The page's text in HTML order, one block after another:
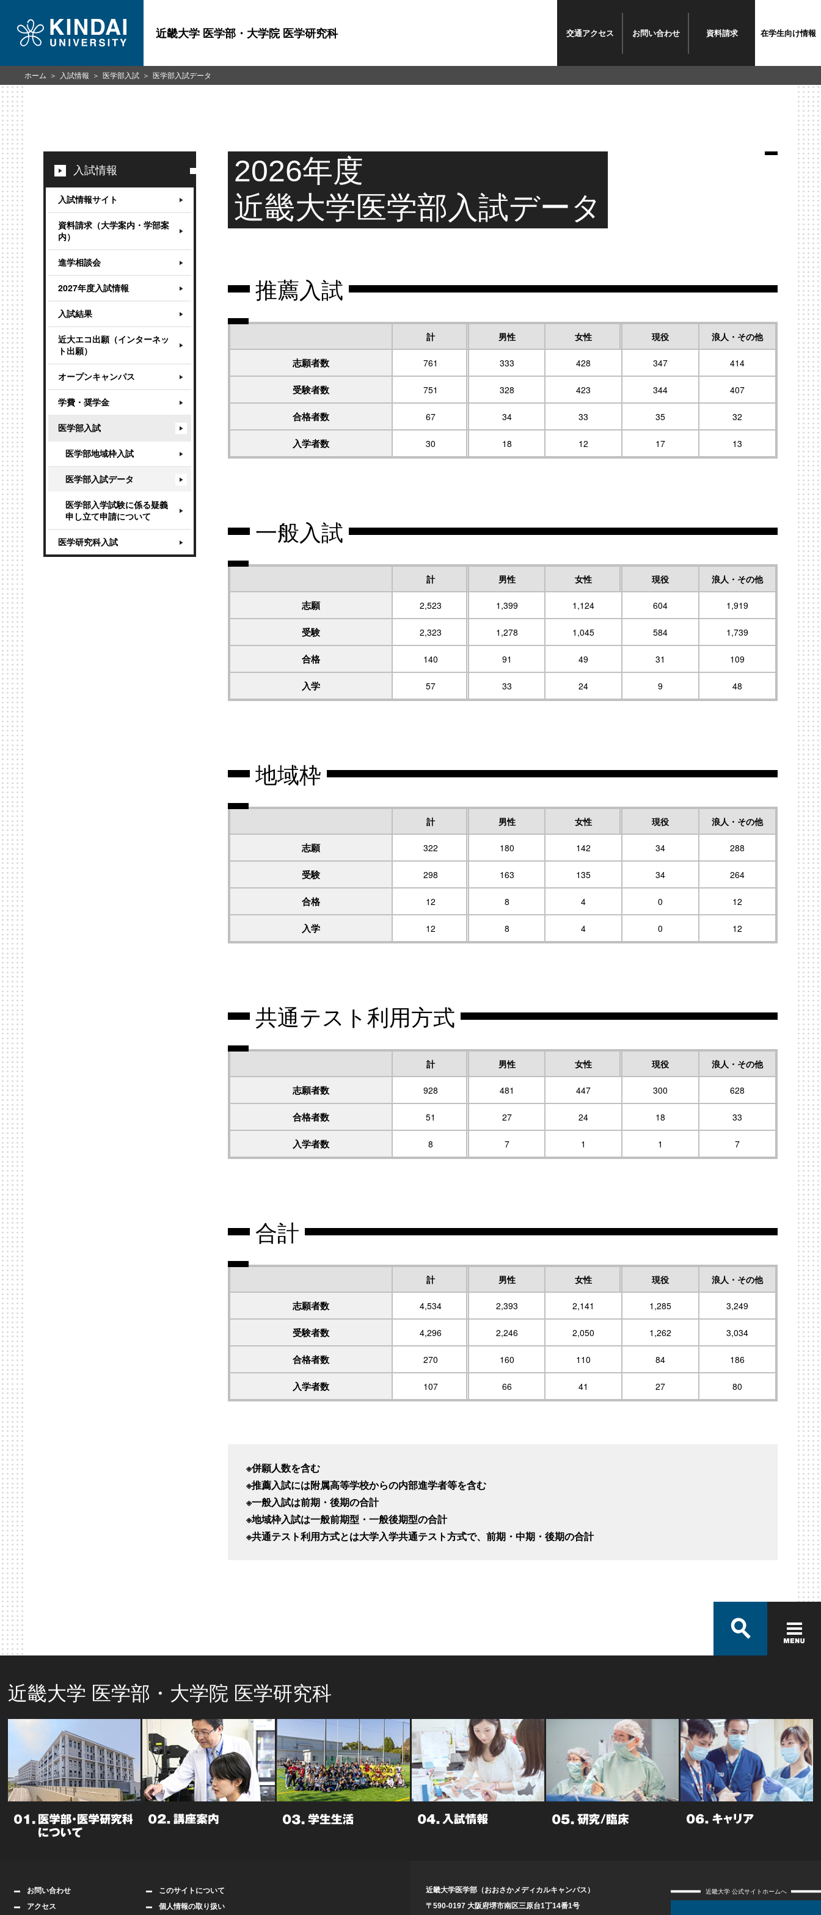
近畿大学 医学部・大学院 医学研究科 交通アクセス お問い合わせ 資料請求 在学生向け情報
ホーム 入試情報 医学部入試 医学部入試データ
2026年度
近畿大学医学部入試データ
推薦入試
計 男性 女性 現役 浪人・その他
志願者数 761 333 428 347 414
受験者数 751 328 423 344 407
合格者数 67 34 33 35 32
入学者数 30 18 12 17 13
一般入試
計 男性 女性 現役 浪人・その他
志願 2,523 1,399 1,124 604 1,919
受験 2,323 1,278 1,045 584 1,739
合格 140 91 49 31 109
入学 57 33 24 9 48
地域枠
計 男性 女性 現役 浪人・その他
志願 322 180 142 34 288
受験 298 163 135 34 264
合格 12 8 4 0 12
入学 12 8 4 0 12
共通テスト利用方式
計 男性 女性 現役 浪人・その他
志願者数 928 481 447 300 628
合格者数 51 27 24 18 33
入学者数 8 7 1 1 7
合計
計 男性 女性 現役 浪人・その他
志願者数 4,534 2,393 2,141 1,285 3,249
受験者数 4,296 2,246 2,050 1,262 3,034
合格者数 270 160 110 84 186
入学者数 107 66 41 27 80
併願人数を含む
推薦入試には附属高等学校からの内部進学者等を含む
一般入試は前期・後期の合計
地域枠入試は一般前期型・一般後期型の合計
共通テスト利用方式とは大学入学共通テスト方式で、前期・中期・後期の合計
入試情報
入試情報サイト
資料請求（大学案内・学部案
内）
進学相談会
2027年度入試情報
入試結果
近大エコ出願（インターネッ
ト出願）
オープンキャンパス
学費・奨学金
医学部入試
医学部地域枠入試
医学部入試データ
医学部入学試験に係る疑義
申し立て申請について
医学研究科入試
近畿大学 医学部・大学院 医学研究科
お問い合わせ
アクセス
このサイトについて
個人情報の取り扱い
近畿大学医学部（おおさかメディカルキャンパス）
〒590-0197 大阪府堺市南区三原台1丁14番1号
近畿大学 公式サイトホームへ